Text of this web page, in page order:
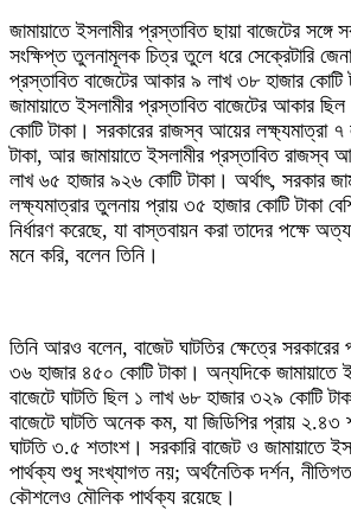
জামায়াতে ইসলামীর প্রস্তাবিত ছায়া বাজেটের সঙ্গে
সংক্ষিপ্ত তুলনামূলক চিত্র তুলে ধরে সেক্রেটারি
প্রস্তাবিত বাজেটের আকার ৯ লাখ ৩৮ হাজার কোটি
জামায়াতে ইসলামীর প্রস্তাবিত বাজেটের আকার
কোটি টাকা। সরকারের রাজস্ব আয়ের লক্ষ্যমাত্রা
টাকা, আর জামায়াতে ইসলামীর প্রস্তাবিত রাজস্ব
লাখ ৬৫ হাজার ৯২৬ কোটি টাকা। অর্থাৎ, সরকার
লক্ষ্যমাত্রার তুলনায় প্রায় ৩৫ হাজার কোটি টাকা
নির্ধারণ করেছে, যা বাস্তবায়ন করা তাদের পক্ষে
মনে করি, বলেন তিনি।
তিনি আরও বলেন, বাজেট ঘাটতির ক্ষেত্রে সরকারের
৩৬ হাজার ৪৫০ কোটি টাকা। অন্যদিকে জামায়াতে
বাজেটে ঘাটতি ছিল ১ লাখ ৬৮ হাজার ৩২৯ কোটি
বাজেটে ঘাটতি অনেক কম, যা জিডিপির প্রায় ২.৪৩
ঘাটতি ৩.৫ শতাংশ। সরকারি বাজেট ও জামায়াতে
পার্থক্য শুধু সংখ্যাগত নয়; অর্থনৈতিক দর্শন,
কৌশলেও মৌলিক পার্থক্য রয়েছে।